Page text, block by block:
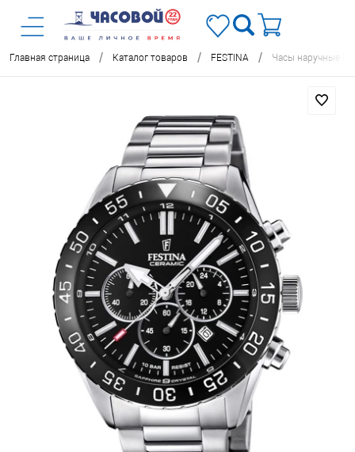
Главная страница / Каталог товаров / FESTINA / Часы наручные